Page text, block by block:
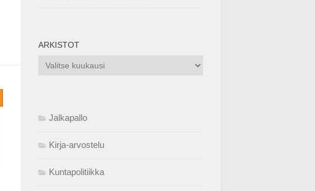
ARKISTOT
Arkistot
Jalkapallo
Kirja-arvostelu
Kuntapolitiikka